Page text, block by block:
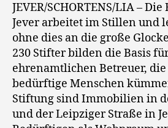
JEVER/SCHORTENS/LIA –
Jever arbeitet im Stillen und
ohne dies an die große
230 Stifter bilden die Basis
ehrenamtlichen Betreuer,
bedürftige Menschen
Stiftung sind Immobilien in
und der Leipziger Straße in